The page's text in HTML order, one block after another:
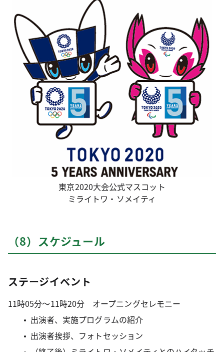
東京2020大会公式マスコット
ミライトワ・ソメイティ
（8）スケジュール
ステージイベント
11時05分～11時20分 オープニングセレモニー
出演者、実施プログラムの紹介
出演者挨拶、フォトセッション